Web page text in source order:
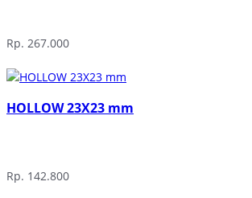
Rp. 267.000
HOLLOW 23X23 mm
Rp. 142.800